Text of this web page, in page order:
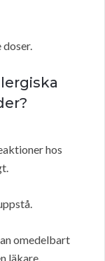
hos
omedelbart
läkare.